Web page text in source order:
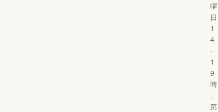
曜
日
1
4
-
1
9
時
第